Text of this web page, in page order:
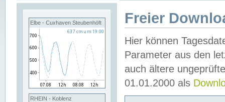
Elbe - Cuxhaven Steubenhöft
RHEIN - Koblenz
Freier
Hier können
Parameter aus den
auch ältere
01.01.2000 als